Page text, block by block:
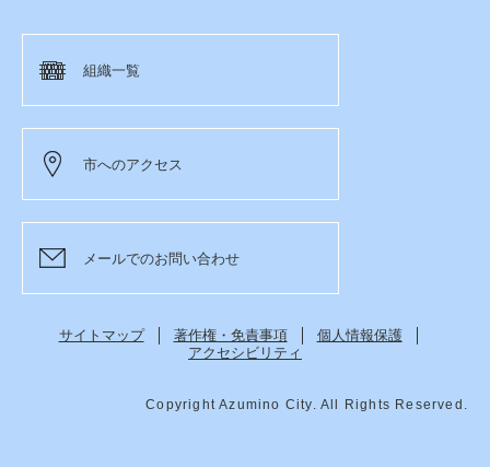
組織一覧
市へのアクセス
メールでのお問い合わせ
サイトマップ 著作権・免責事項
個人情報保護
アクセシビリティ
Copyright Azumino City. All Rights Reserved.